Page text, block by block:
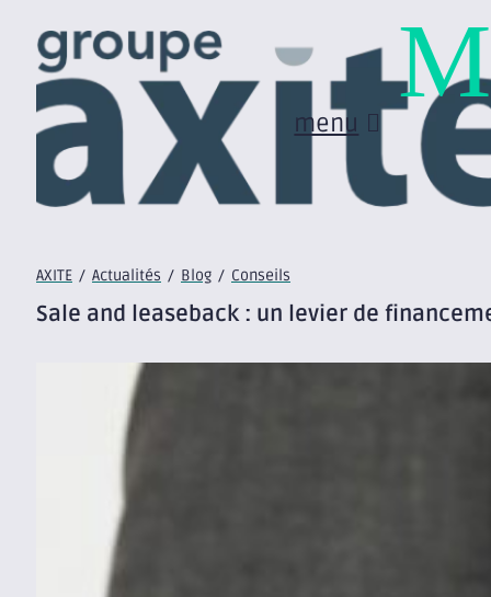
menu
AXITE / Actualités / Blog / Conseils
Sale and leaseback : un levier de
M